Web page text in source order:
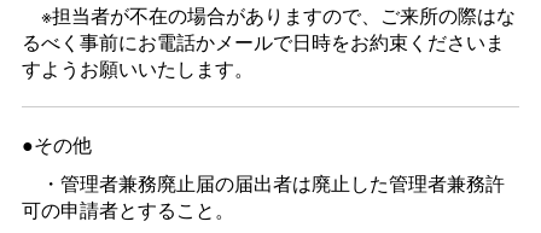
※担当者が不在の場合がありますので、ご来所の際はな
るべく事前にお電話かメールで日時をお約束くださいま
すようお願いいたします。
●その他
・管理者兼務廃止届の届出者は廃止した管理者兼務許
可の申請者とすること。